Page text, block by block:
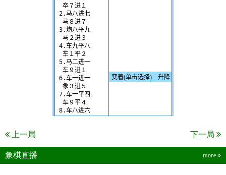
上一局 下一局
象棋直播 more